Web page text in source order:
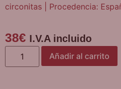
circonitas | Procedencia:
38€ I.V.A incluido
Añadir al carrito